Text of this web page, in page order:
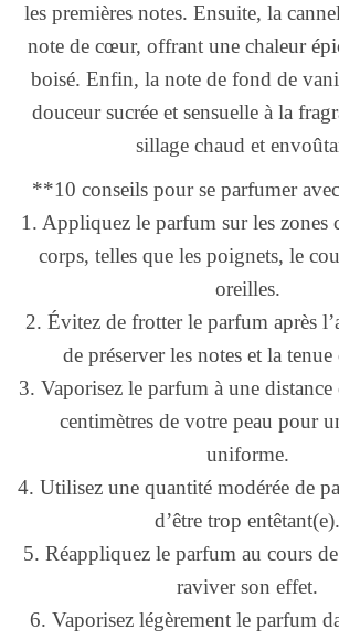
les premières notes. Ensuite, la
note de cœur, offrant une chaleur
boisé. Enfin, la note de fond de
douceur sucrée et sensuelle à la
sillage chaud et
**10 conseils pour se parfumer
1. Appliquez le parfum sur les zones
corps, telles que les poignets, le
oreilles.
2. Évitez de frotter le parfum après
de préserver les notes et la
3. Vaporisez le parfum à une
centimètres de votre peau pour
uniforme.
4. Utilisez une quantité modérée de
d’être trop entêtant(e).
5. Réappliquez le parfum au cours
raviver son effet.
6. Vaporisez légèrement le parfum